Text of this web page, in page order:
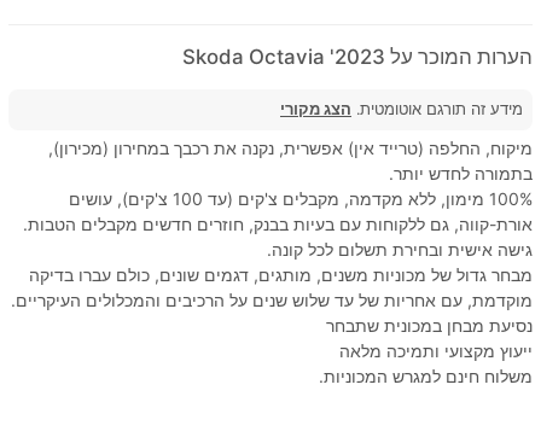
הערות המוכר על 2023' Skoda Octavia
מידע זה תורגם אוטומטית. הצג מקורי
מיקוח, החלפה (טרייד אין) אפשרית, נקנה את רכבך במחירון (מכירון),
בתמורה לחדש יותר.
100% מימון, ללא מקדמה, מקבלים צ'קים (עד 100 צ'קים), עושים
אורת-קווה, גם ללקוחות עם בעיות בבנק, חוזרים חדשים מקבלים הטבות.
גישה אישית ובחירת תשלום לכל קונה.
מבחר גדול של מכוניות משנים, מותגים, דגמים שונים, כולם עברו בדיקה
מוקדמת, עם אחריות של עד שלוש שנים על הרכיבים והמכלולים העיקריים.
נסיעת מבחן במכונית שתבחר
ייעוץ מקצועי ותמיכה מלאה
משלוח חינם למגרש המכוניות.